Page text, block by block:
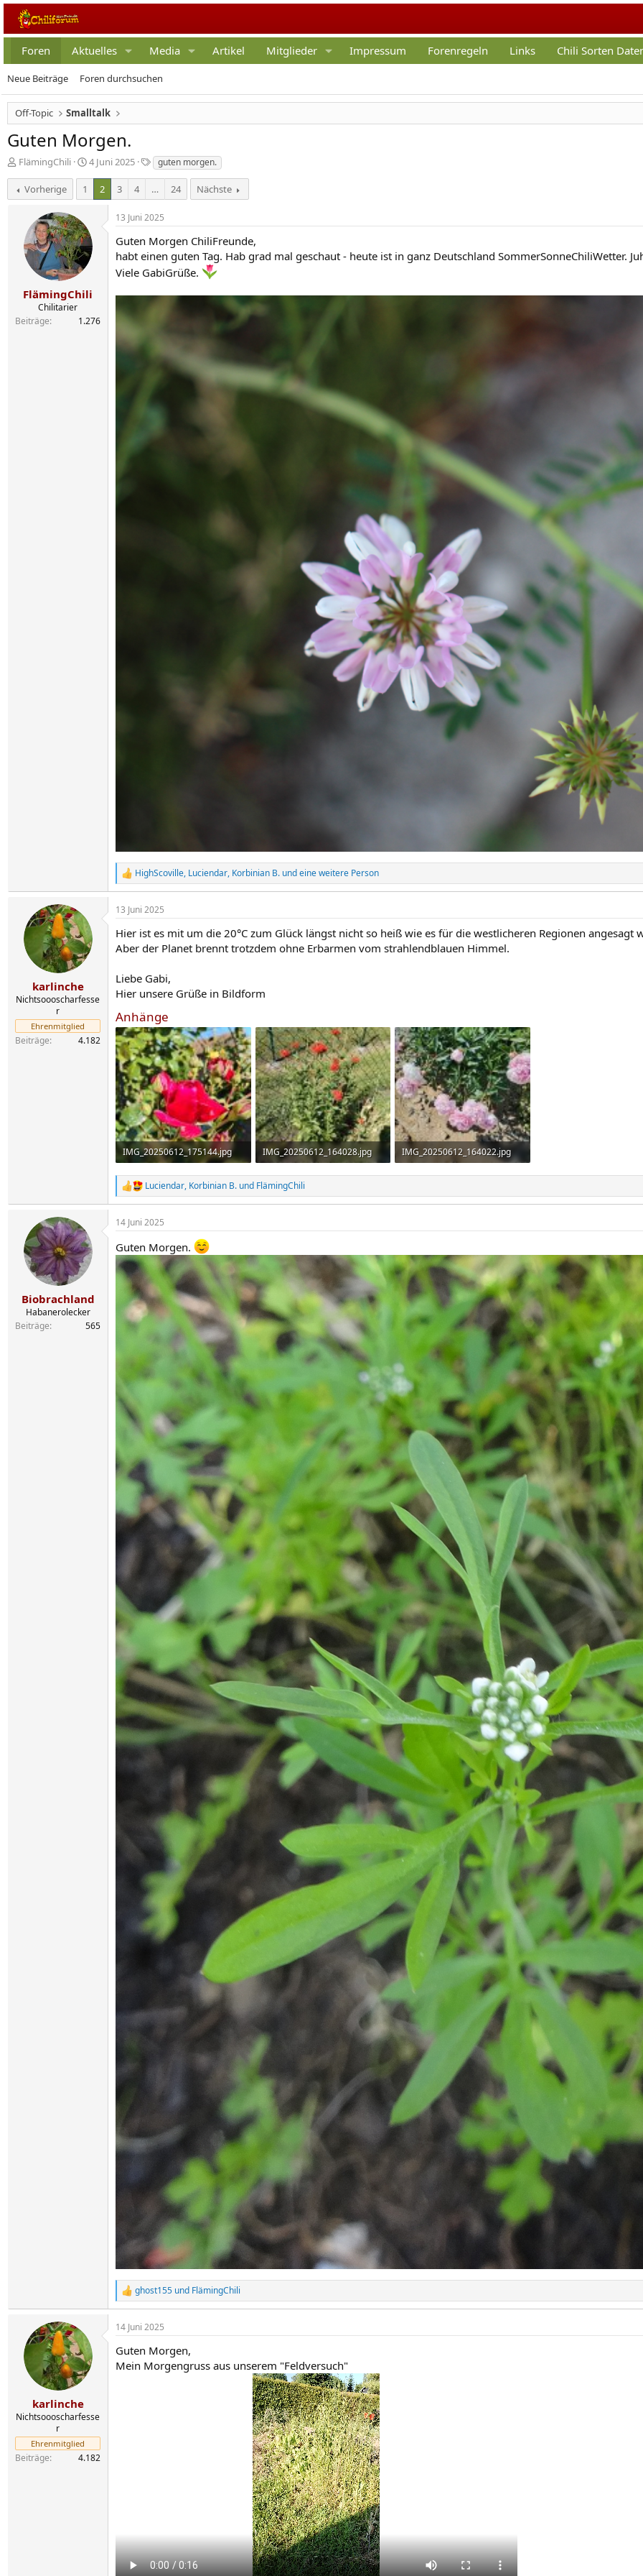
Foren Aktuelles Media Artikel Mitglieder Impressum Forenregeln Links Chili Sorten
Neue Beiträge Foren durchsuchen
Off-Topic Smalltalk
Guten Morgen.
E
s
t
FlämingChili
E
t
l
t
a
4 Juni 2025
S
c
l
a
g
w
o
r
t
guten morgen.
Vorherige 1 2 3 4 … 24 Nächste
FlämingChili
Chilitarier
Beiträge
1.276
13 Juni 2025
Guten Morgen ChiliFreunde,
habt einen guten Tag. Hab grad mal geschaut - heute ist in ganz Deutschland SommerSonneChiliWetter.
Viele GabiGrüße.
R
e
k
i
o
n
:
HighScoville, Luciendar, Korbinian B. und eine weitere Person
karlinche
Nichtsoooscharfesse
r
Ehrenmitglied
Beiträge 4.182
13 Juni 2025
Hier ist es mit um die 20°C zum Glück längst nicht so heiß wie es für die westlicheren Regionen angesagt
Aber der Planet brennt trotzdem ohne Erbarmen vom strahlendblauen Himmel.
Liebe Gabi,
Hier unsere Grüße in Bildform
Anhänge
IMG_20250612_175144.jpg
1,4 MB · Aufrufe: 85
IMG_20250612_164028.jpg
3,7 MB · Aufrufe: 88
IMG_20250612_164022.jpg
3 MB · Aufrufe: 84
R
e
k
i
o
n
e
Luciendar, Korbinian B. und FlämingChili
Biobrachland
Habanerolecker
Beiträge
565
14 Juni 2025
Guten Morgen.
R
e
k
i
o
ghost155 und FlämingChili
karlinche
Nichtsoooscharfesse
r
Ehrenmitglied
Beiträge 4.182
14 Juni 2025
Guten Morgen,
Mein Morgengruss aus unserem "Feldversuch"